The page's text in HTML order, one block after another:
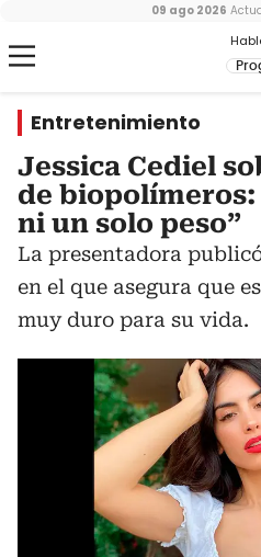
09 ago 2026
Entretenimiento
Jessica Cediel
de biopolímeros:
ni un solo peso”
La presentadora
en el que asegura que
muy duro para su vida.